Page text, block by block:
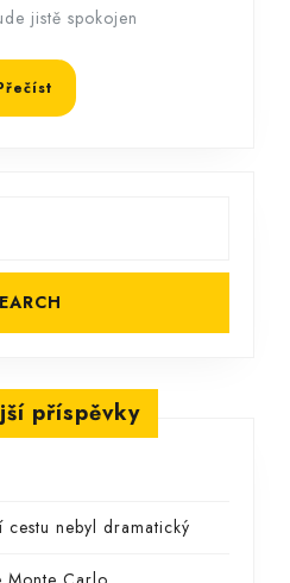
jistě spokojen
Přečíst
příspěvky
nebyl dramatický